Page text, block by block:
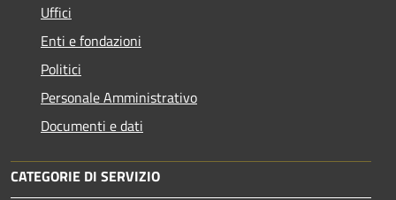
Uffici
Enti e fondazioni
Politici
Personale Amministrativo
Documenti e dati
CATEGORIE DI SERVIZIO